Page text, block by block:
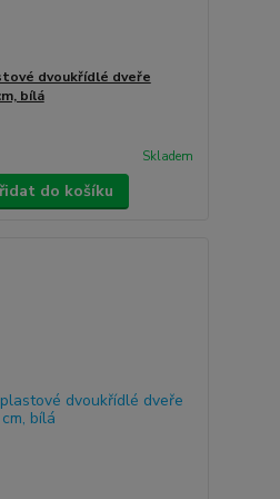
dvoukřídlé dveře
bílá
Skladem
do košíku